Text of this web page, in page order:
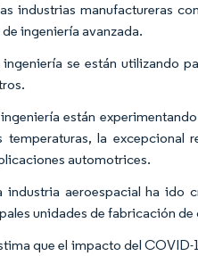
industrias manufactureras
ingeniería avanzada.
se están utilizando
están
temperaturas, la
automotrices.
industria aeroespacial ha ido
unidades de fabricación
que el impacto del